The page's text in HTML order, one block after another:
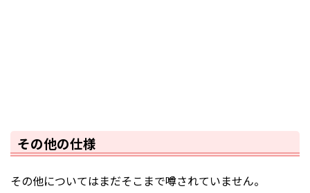
その他の仕様
その他についてはまだそこまで噂されていません。